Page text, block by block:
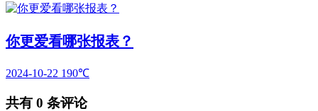
你更爱看哪张报表？
2024-10-22 190℃
共有 0 条评论